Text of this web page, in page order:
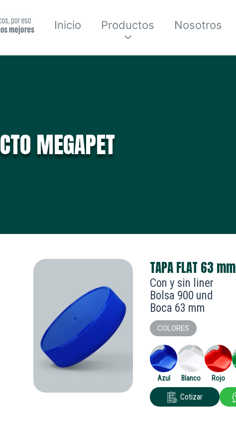
Inicio Productos Nosotros
MEGAPET
TAPA FLAT 63 mm
Con y sin liner
Bolsa 900 und
Boca 63 mm
COLORES
Azul Blanco Rojo
Cotizar